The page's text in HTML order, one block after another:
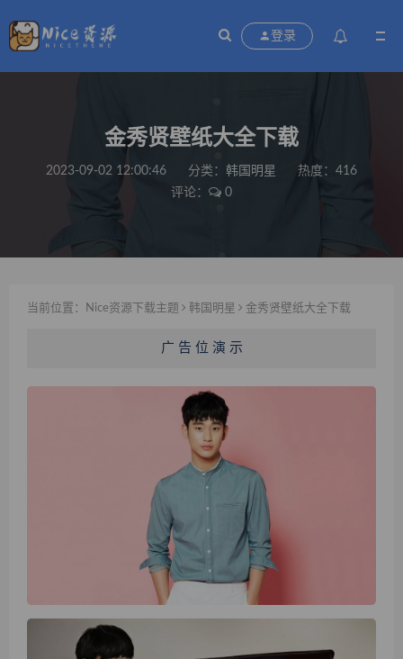
登录
金秀贤壁纸大全下载
2023-09-02 12:00:46 分类： 韩国明星
热度：416
评论：
0
当前位置： Nice资源下载主题 韩国明星 金秀贤壁纸大全下载
广 告 位 演 示